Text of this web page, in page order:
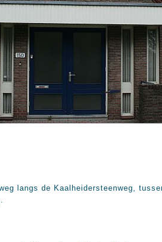
langs de Kaalheidersteenweg,